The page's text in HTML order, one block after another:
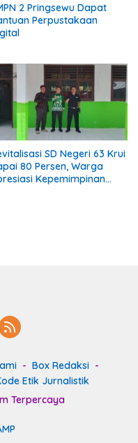
2 Pringsewu Dapat
Perpustakaan
SD Negeri 63 Krui
80 Persen, Warga
Kepemimpinan
Box Redaksi
Etik Jurnalistik
Terpercaya